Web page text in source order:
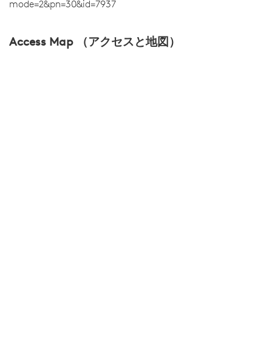
mode=2&pn=30&id=7937
Access Map （アクセスと地図）